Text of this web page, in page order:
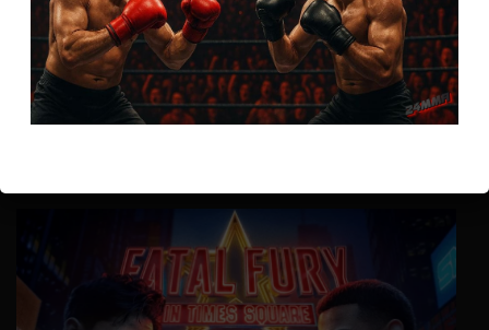
Трансляции бокса
Мозес Итаума — Диллиан Уайт прямая трансляция